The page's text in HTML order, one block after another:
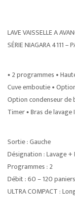
LAVE VAISSELLE A
SÉRIE NIAGARA 4111
• 2 programmes •
Cuve emboutie •
Option condenseur de
Timer • Bras de
Sortie : Gauche
Désignation : Lavage +
Programmes : 2
Débit : 60 – 120
ULTRA COMPACT :